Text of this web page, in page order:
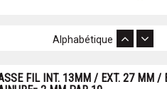
Alphabétique
FIL INT. 13MM / EXT. 27 MM /